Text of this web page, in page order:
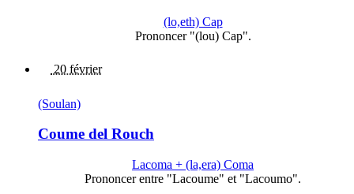
(lo,eth) Cap
Prononcer "(lou) Cap".
20 février
(Soulan)
Coume del Rouch
Lacoma + (la,era) Coma
Prononcer entre "Lacoume" et "Lacoumo".